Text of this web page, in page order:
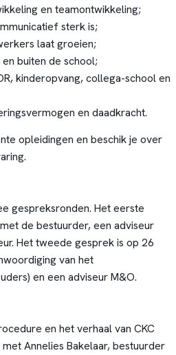
en teamontwikkeling;
sterk is;
laat groeien;
buiten de school;
kinderopvang, collega-school en
en daadkracht.
opleidingen en beschik je over
gespreksronden. Het eerste
de bestuurder, een adviseur
Het tweede gesprek is op 26
van het
en een adviseur M&O.
en het verhaal van CKC
Annelies Bakelaar, bestuurder